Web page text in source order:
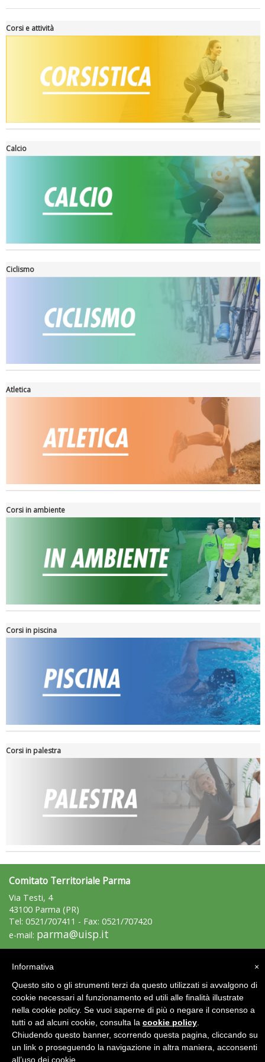
Tiziano Pesce a Radio InBlu2000 traccia il bilancio della stagione
Ddl Lobby, Uisp: “Il Parlamento valorizzi le nostre specificità"
La formazione Uisp rallenta ma prosegue anche in estate
Tiziano Pesce nel Cda di Fondazione Terzjus: prima riunione a
Roma
Corsi e attività
Calcio
Ciclismo
Atletica
Corsi in ambiente
Corsi in piscina
Corsi in palestra
Comitato Territoriale Parma
Via Testi, 4
43100 Parma (PR)
Tel: 0521/707411 - Fax: 0521/707420
e-mail: parma@uisp.it
Area Riservata 2.0 ×
Informativa
Questo sito o gli strumenti terzi da questo utilizzati si avvalgono di
cookie necessari al funzionamento ed utili alle finalità illustrate
nella cookie policy. Se vuoi saperne di più o negare il consenso a
tutti o ad alcuni cookie, consulta la cookie policy
Chiudendo questo banner, scorrendo questa pagina, cliccando su
un link o proseguendo la navigazione in altra maniera, acconsenti
all’uso dei cookie.